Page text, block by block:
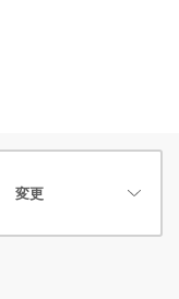
変更